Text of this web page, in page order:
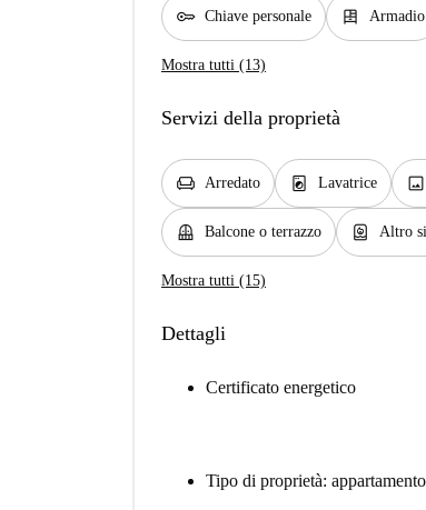
key Chiave personale dresser Armadio
Mostra tutti (13)
Servizi della proprietà
chair Arredato local_laundry_service Lavatrice image
balcony Balcone o terrazzo water_heater Altro
Mostra tutti (15)
Dettagli
Certificato energetico
Tipo di proprietà: appartamento